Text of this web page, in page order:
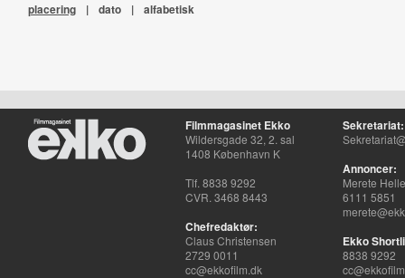
placering | dato | alfabetisk
Filmmagasinet Ekko
Wildersgade 32, 2. sal
1408 København K
Tlf. 8838 9292
CVR. 3468 8443
Chefredaktør:
Claus Christensen
2729 0011
cc@ekkofilm.dk
Sekretariat:
Annoncer:
Merete
6111 5851
Ekko
8838 9292